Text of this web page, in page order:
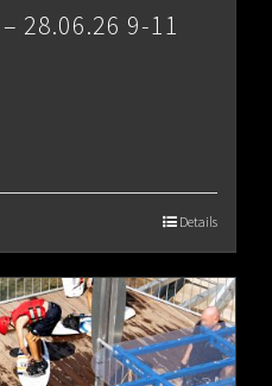
28.06.26 9-11
Details